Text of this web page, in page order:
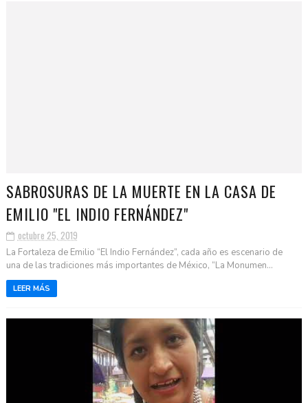
SABROSURAS DE LA MUERTE EN LA CASA DE
EMILIO "EL INDIO FERNÁNDEZ"
octubre 25, 2019
La Fortaleza de Emilio “El Indio Fernández”, cada año es escenario de
una de las tradiciones más importantes de México, “La Monumen...
LEER MÁS